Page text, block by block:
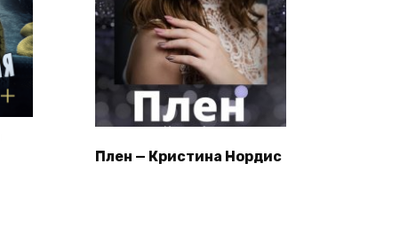
Плен — Кристина Нордис